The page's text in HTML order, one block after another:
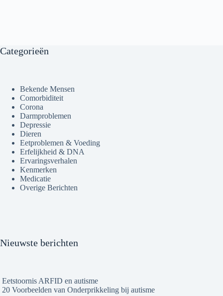
Categorieën
Bekende Mensen
Comorbiditeit
Corona
Darmproblemen
Depressie
Dieren
Eetproblemen & Voeding
Erfelijkheid & DNA
Ervaringsverhalen
Kenmerken
Medicatie
Overige Berichten
Nieuwste berichten
Eetstoornis ARFID en autisme
20 Voorbeelden van Onderprikkeling bij autisme